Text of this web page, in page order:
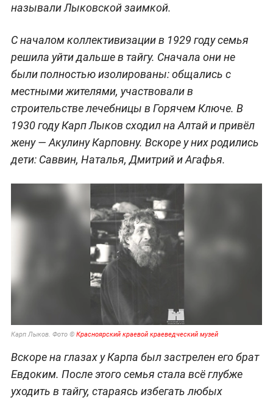
называли Лыковской заимкой.
С началом коллективизации в 1929 году семья
решила уйти дальше в тайгу. Сначала они не
были полностью изолированы: общались с
местными жителями, участвовали в
строительстве лечебницы в Горячем Ключе. В
1930 году Карп Лыков сходил на Алтай и привёл
жену — Акулину Карповну. Вскоре у них родились
дети: Саввин, Наталья, Дмитрий и Агафья.
Карп Лыков. Фото © Красноярский краевой краеведческий музей
Вскоре на глазах у Карпа был застрелен его брат
Евдоким. После этого семья стала всё глубже
уходить в тайгу, стараясь избегать любых